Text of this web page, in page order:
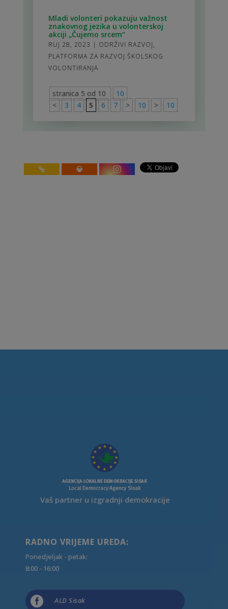
Mladi volonteri pokazuju važnost
znakovnog jezika u volonterskoj
akciji „Čujemo srcem“
RUJ 28, 2023 | ODRŽIVI RAZVOJ,
PLATFORMA ZA RAZVOJ ŠKOLSKOG
VOLONTIRANJA
stranica 5 od 10
10
<
3 4 5 6 7 > 10 > 10
Vaš partner u izgradnji demokracije
RADNO VRIJEME UREDA:
Ponedjeljak - petak:
8:00 - 16:00
 ALD Sisak